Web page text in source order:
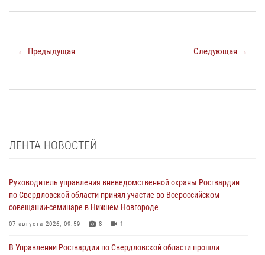
← Предыдущая Следующая →
ЛЕНТА НОВОСТЕЙ
Руководитель управления вневедомственной охраны Росгвардии
по Свердловской области принял участие во Всероссийском
совещании-семинаре в Нижнем Новгороде
07 августа 2026, 09:59 8 1
В Управлении Росгвардии по Свердловской области прошли